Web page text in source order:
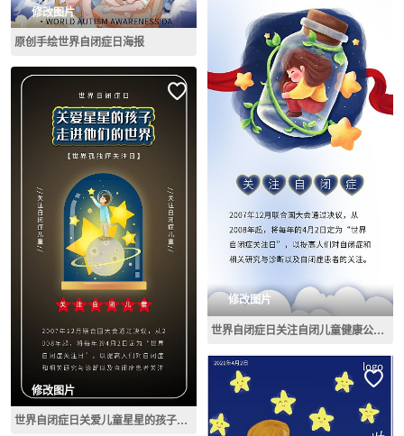
修改图片
原创手绘世界自闭症日海报
修改图片
世界自闭症日关爱儿童星星的孩子插画
修改图片
世界自闭症日关注自闭儿童健康公益展架